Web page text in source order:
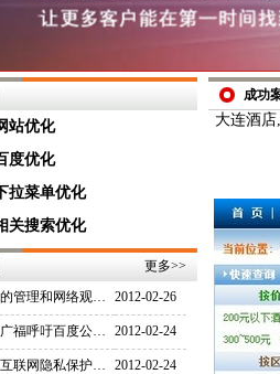
站优化
度优化
拉菜单优化
关搜索优化
更多>>
管理和网络观… 2012-02-26
福呼吁百度公… 2012-02-24
联网隐私保护… 2012-02-24
成功
大连酒